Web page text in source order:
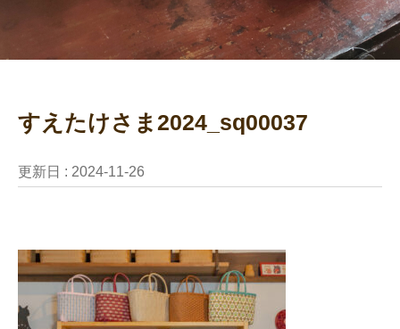
すえたけさま2024_sq00037
更新日 : 2024-11-26